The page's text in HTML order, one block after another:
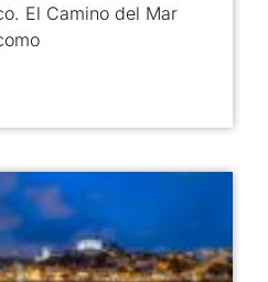
El Camino del Mar